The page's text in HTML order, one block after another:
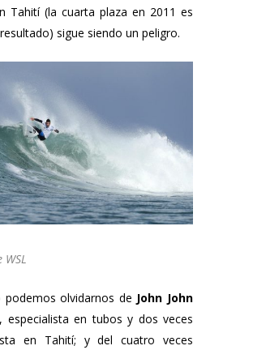
Tahití (la cuarta plaza en 2011 es
sigue siendo un peligro.
podemos olvidarnos de John John
, especialista en tubos y dos veces
en Tahití; y del cuatro veces